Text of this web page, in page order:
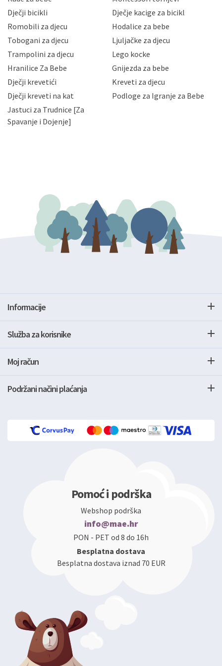
neovlaštenog pristupa, zlouporabe, otkrivanja,
gubitka ili uništenja. Mae.hr štiti privatnost svojih
korisnika i posjetitelja web stranica, čuva povjerljivost
Vaših osobnih podataka te omogućava pristup i
priopćavanje osobnih podataka samo onim svojim
zaposlenicima kojima su isti potrebni radi provedbe
slučajevima koji su dozvoljeni zakonima. Napominjemo
da možete u svako doba, u potpunosti ili djelomice,
zatražiti prestanak aktivnosti obrade Vaših osobnih
podataka. Opoziv privole možete podnijeti poštom na
gore navedenu adresu ili e-mailom na adresu:
Dječji bicikli
Dječje kacige za bicikl
Romobili za djecu
Hodalice za bebe
Tobogani za djecu
Ljuljačke za djecu
Trampolini za djecu
Lego kocke
Hranilice Za Bebe
Gnijezda za bebe
Dječji krevetići
Kreveti za djecu
Dječji kreveti na kat
Podloge za Igranje za Bebe
Jastuci za Trudnice [Za
Spavanje i Dojenje]
Informacije
Služba za korisnike
Moj račun
Podržani načini plaćanja
Pomoć i podrška
Webshop podrška
info@mae.hr
PON - PET od 8 do 16h
Besplatna dostava
Besplatna dostava iznad 70 EUR